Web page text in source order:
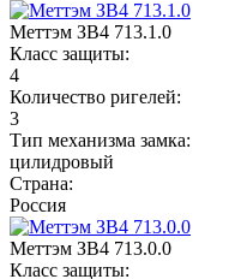
Меттэм ЗВ4 713.1.0
Класс защиты:
4
Количество ригелей:
3
Тип механизма замка:
цилидровый
Страна:
Россия
Меттэм ЗВ4 713.0.0
Класс защиты: